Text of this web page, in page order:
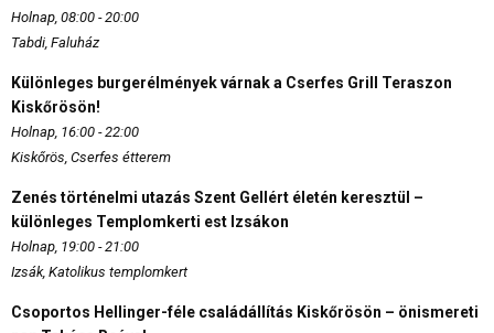
Holnap, 08:00 - 20:00
Tabdi, Faluház
Különleges burgerélmények várnak a Cserfes Grill Teraszon
Kiskőrösön!
Holnap, 16:00 - 22:00
Kiskőrös, Cserfes étterem
Zenés történelmi utazás Szent Gellért életén keresztül –
különleges Templomkerti est Izsákon
Holnap, 19:00 - 21:00
Izsák, Katolikus templomkert
Csoportos Hellinger-féle családállítás Kiskőrösön – önismereti